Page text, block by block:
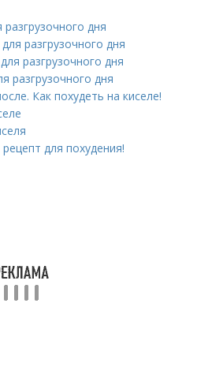
дня
разгрузочного дня
разгрузочного дня
разгрузочного дня
Как похудеть на киселе!
для похудения!